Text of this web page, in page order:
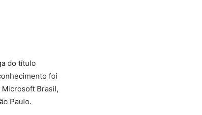
do título
foi
Microsoft Brasil,
Paulo.